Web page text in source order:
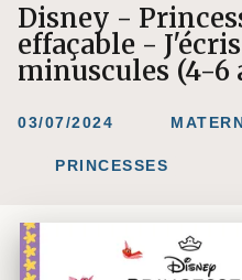
Disney -
effaçable -
minuscules (4-6
03/07/2024
PRINCESSES